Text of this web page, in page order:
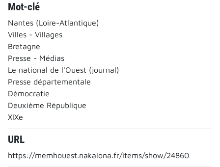
Mot-clé
Nantes (Loire-Atlantique)
Villes - Villages
Bretagne
Presse - Médias
Le national de l'Ouest (journal)
Presse départementale
Démocratie
Deuxième République
XIXe
URL
https://memhouest.nakalona.fr/items/show/24860